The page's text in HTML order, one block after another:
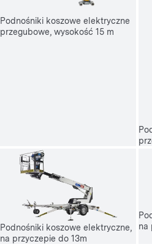
Podnośniki koszowe elektryczne
przegubowe, wysokość 15 m
Podnośniki koszowe elektryczne,
na przyczepie do 13m
na